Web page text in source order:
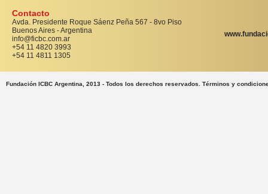
Contacto
Avda. Presidente Roque Sáenz Peña 567 - 8vo Piso
Buenos Aires - Argentina
info@ficbc.com.ar
+54 11 4820 3993
+54 11 4811 1305
Fundación ICBC Argentina, 2013 - Todos los derechos reservados. Términos y